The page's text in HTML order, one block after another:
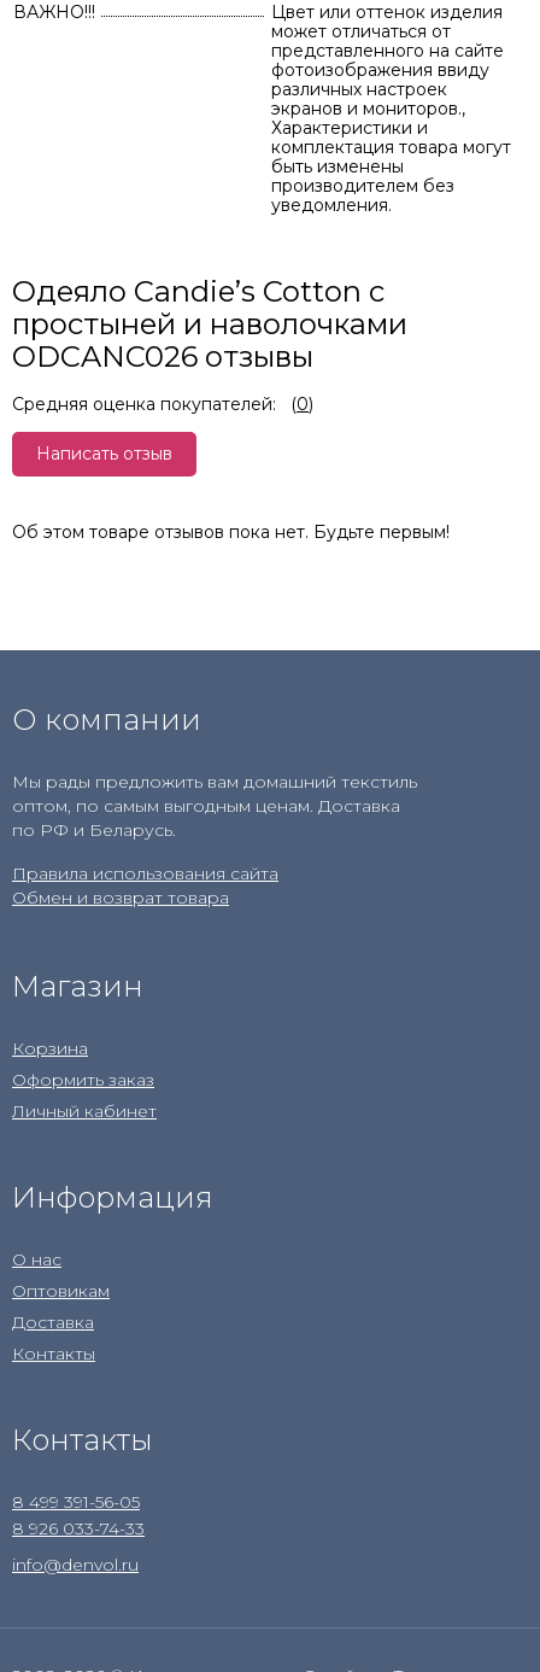
ВАЖНО!!!
Цвет или оттенок изделия
может отличаться от
представленного на сайте
фотоизображения ввиду
различных настроек
экранов и мониторов.,
Характеристики и
комплектация товара могут
быть изменены
производителем без
уведомления.
Одеяло Candie’s Cotton с
простыней и наволочками
ODCANC026 отзывы
Средняя оценка покупателей: (0)
Написать отзыв
Об этом товаре отзывов пока нет. Будьте первым!
О компании
Мы рады предложить вам домашний текстиль
оптом, по самым выгодным ценам. Доставка
по РФ и Беларусь.
Правила использования сайта
Обмен и возврат товара
Магазин
Корзина
Оформить заказ
Личный кабинет
Информация
О нас
Оптовикам
Доставка
Контакты
Контакты
8 499 391-56-05
8 926 033-74-33
info@denvol.ru